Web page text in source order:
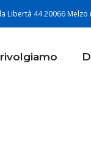
Libertà 44 20066 Melzo